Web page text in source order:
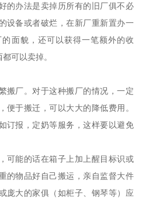
的办法是卖掉历所有的旧厂俱不必
设备或者破烂，在新厂重新置办一
面貌，还可以获得一笔额外的收
可以卖掉。
搬厂。对于这种搬厂的情况，一定
便于搬迁，可以大大的降低费用。
订报，定奶等服务，这样要以避免
可能的话在箱子上加上醒目标识或
的物品好自己搬运，亲自监督大件
庞大的家俱（如柜子、钢琴等）应